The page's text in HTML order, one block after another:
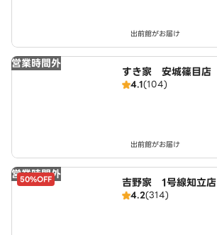
出前館がお届け
営業時間外
すき家 安城篠目店
4.1(104)
出前館がお届け
営業時間外
50%OFF 吉野家 1号線知立店
4.2(314)